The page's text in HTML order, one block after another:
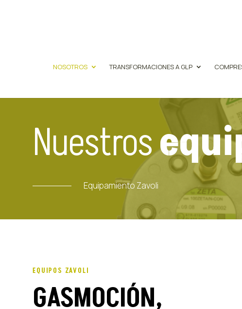
NOSOTROS TRANSFORMACIONES A GLP
Nuestros
Equipamiento Zavoli
EQUIPOS ZAVOLI
GASMOCIÓN,